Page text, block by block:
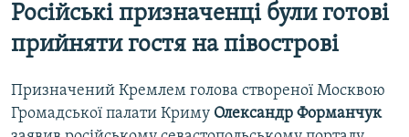
Російські призначенці були готові
прийняти гостя на півострові
Призначений Кремлем голова створеної Москвою
Громадської палати Криму Олександр Форманчук